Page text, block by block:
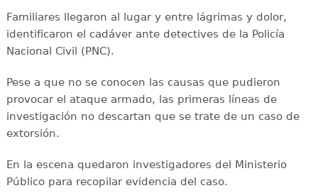
Familiares llegaron al lugar y entre lágrimas y dolor,
identificaron el cadáver ante detectives de la Policía
Nacional Civil (PNC).
Pese a que no se conocen las causas que pudieron
provocar el ataque armado, las primeras líneas de
investigación no descartan que se trate de un caso de
extorsión.
En la escena quedaron investigadores del Ministerio
Público para recopilar evidencia del caso.